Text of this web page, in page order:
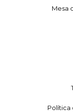
Mesa
Política